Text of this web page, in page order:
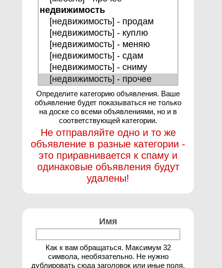
Определите категорию объявления. Ваше
объявление будет показываться не только
на доске со всеми объявлениями, но и в
соответствующей категории.
Не отправляйте одно и то же
объявление в разные категории -
это приравнивается к спаму и
одинаковые объявления будут
удалены!
Имя
Как к вам обращаться. Максимум 32
символа, необязательно. Не нужно
дублировать сюда заголовок или иные поля.